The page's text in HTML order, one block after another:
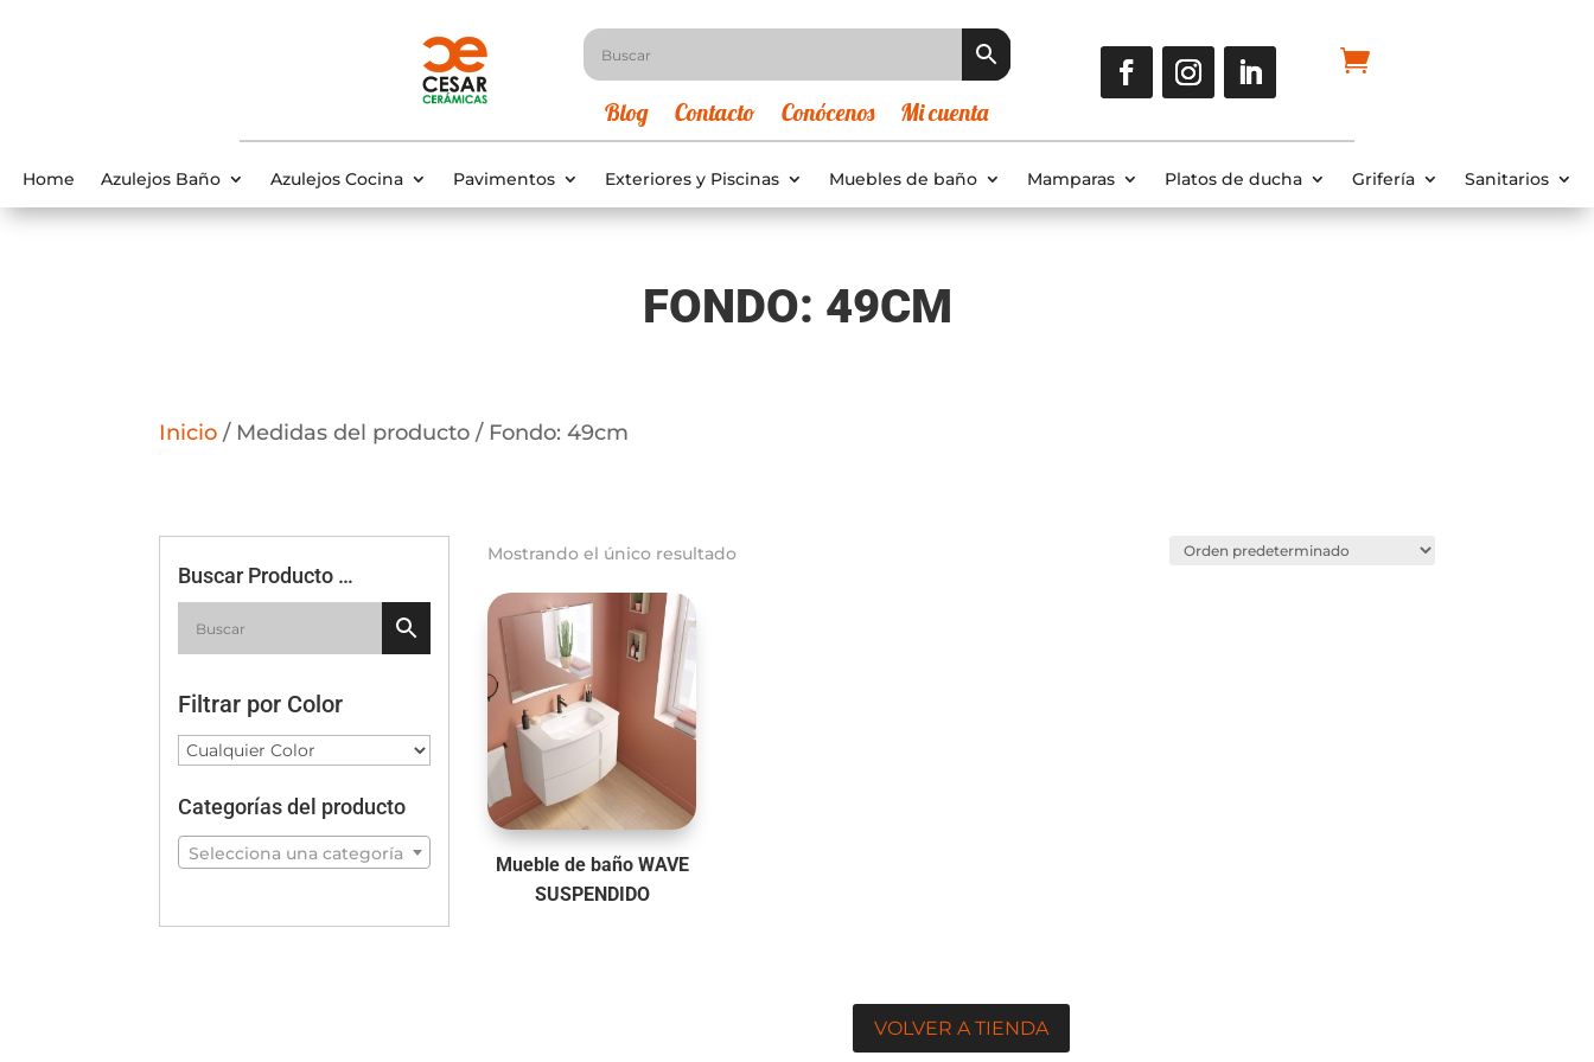
Blog Contacto Conócenos Mi cuenta
Home Azulejos Baño Azulejos Cocina Pavimentos Exteriores y Piscinas Muebles de baño Mamparas Platos de ducha Grifería Sanitarios
FONDO: 49CM
Inicio / Medidas del producto / Fondo: 49cm
Buscar Producto …
Filtrar por Color
Categorías del producto
Selecciona una categoría
Mostrando el único resultado
Mueble de baño WAVE
SUSPENDIDO
VOLVER A TIENDA